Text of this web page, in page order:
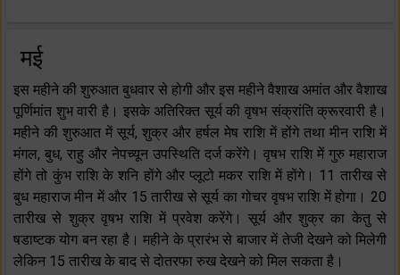
मई
इस महीने की शुरुआत बुधवार से होगी और इस महीने वैशाख अमांत और वैशाख
पूर्णिमांत शुभ वारी है। इसके अतिरिक्त सूर्य की वृषभ संक्रांति क्रूरवारी है।
महीने की शुरुआत में सूर्य, शुक्र और हर्षल मेष राशि में होंगे तथा मीन राशि में
मंगल, बुध, राहु और नेपच्यून उपस्थिति दर्ज करेंगे। वृषभ राशि में गुरु महाराज
होंगे तो कुंभ राशि के शनि होंगे और प्लूटो मकर राशि में होंगे। 11 तारीख से
बुध महाराज मीन में और 15 तारीख से सूर्य का गोचर वृषभ राशि में होगा। 20
तारीख से शुक्र वृषभ राशि में प्रवेश करेंगे। सूर्य और शुक्र का केतु से
षडाष्टक योग बन रहा है। महीने के प्रारंभ से बाजार में तेजी देखने को मिलेगी
लेकिन 15 तारीख के बाद से दोतरफा रुख देखने को मिल सकता है।